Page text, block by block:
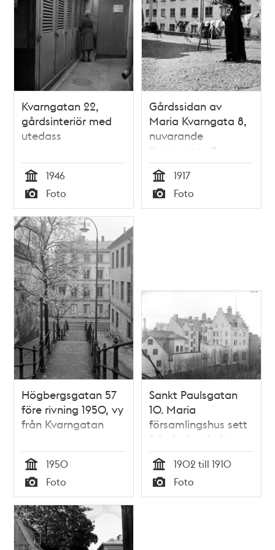
Kvarngatan 22,
gårdsinteriör med
utedass
Tid
1946
Typ
Foto
Gårdssidan av
Maria Kvarngata 8,
nuvarande
Kvarngatan 8.
Tvätten hänger på
tork, linorna hålls
uppe med hjälp av
stöttor
Tid
1917
Typ
Foto
Högbergsgatan 57
före rivning 1950, vy
från Kvarngatan
Tid
1950
Typ
Foto
Sankt Paulsgatan
10. Maria
församlingshus sett
från kyrkogården
Tid
1902 till 1910
Typ
Foto